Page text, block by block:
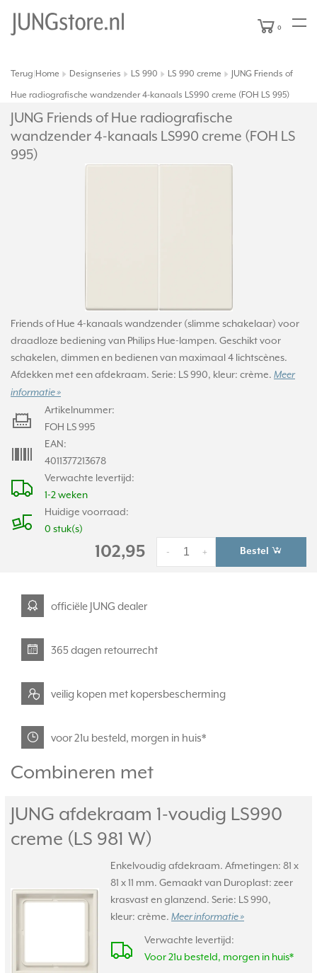
0
Terug Home Designseries LS 990 LS 990 creme JUNG Friends of
Hue radiografische wandzender 4-kanaals LS990 creme (FOH LS 995)
JUNG Friends of Hue radiografische
wandzender 4-kanaals LS990 creme (FOH LS
995)
Friends of Hue 4-kanaals wandzender (slimme schakelaar) voor
draadloze bediening van Philips Hue-lampen. Geschikt voor
schakelen, dimmen en bedienen van maximaal 4 lichtscènes.
Afdekken met een afdekraam. Serie: LS 990, kleur: crème. Meer
informatie »
Verwachte levertijd:
1-2 weken
Huidige voorraad:
0 stuk(s)
Artikelnummer:
FOH LS 995
EAN:
4011377213678
102,95 +
- Bestel
officiële JUNG dealer
365 dagen retourrecht
veilig kopen met kopersbescherming
voor 21u besteld, morgen in huis*
Combineren met
JUNG afdekraam 1-voudig LS990
creme (LS 981 W)
Enkelvoudig afdekraam. Afmetingen: 81 x
81 x 11 mm. Gemaakt van Duroplast: zeer
krasvast en glanzend. Serie: LS 990,
kleur: crème. Meer informatie »
Verwachte levertijd:
Voor 21u besteld, morgen in huis*